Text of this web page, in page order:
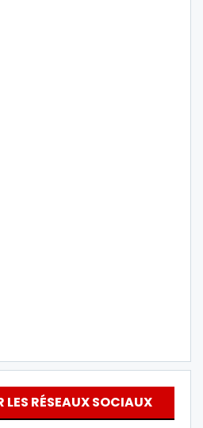
LES RÉSEAUX SOCIAUX